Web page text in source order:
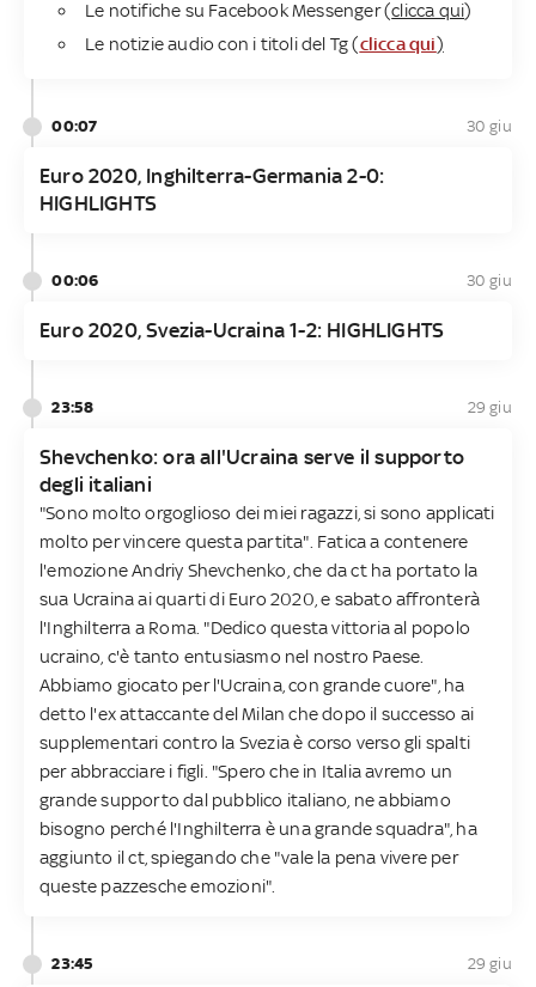
Le notifiche su Facebook Messenger (clicca qui)
Le notizie audio con i titoli del Tg (clicca qui)
00:07 30 giu
Euro 2020, Inghilterra-Germania 2-0:
HIGHLIGHTS
00:06 30 giu
Euro 2020, Svezia-Ucraina 1-2: HIGHLIGHTS
23:58 29 giu
Shevchenko: ora all'Ucraina serve il supporto
degli italiani
"Sono molto orgoglioso dei miei ragazzi, si sono applicati
molto per vincere questa partita". Fatica a contenere
l'emozione Andriy Shevchenko, che da ct ha portato la
sua Ucraina ai quarti di Euro 2020, e sabato affronterà
l'Inghilterra a Roma. "Dedico questa vittoria al popolo
ucraino, c'è tanto entusiasmo nel nostro Paese.
Abbiamo giocato per l'Ucraina, con grande cuore", ha
detto l'ex attaccante del Milan che dopo il successo ai
supplementari contro la Svezia è corso verso gli spalti
per abbracciare i figli. "Spero che in Italia avremo un
grande supporto dal pubblico italiano, ne abbiamo
bisogno perché l'Inghilterra è una grande squadra", ha
aggiunto il ct, spiegando che "vale la pena vivere per
queste pazzesche emozioni".
23:45 29 giu